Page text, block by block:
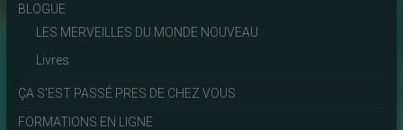
BLOGUE
LES MERVEILLES DU MONDE NOUVEAU
Livres
ÇA S'EST PASSÉ PRES DE CHEZ VOUS
FORMATIONS EN LIGNE